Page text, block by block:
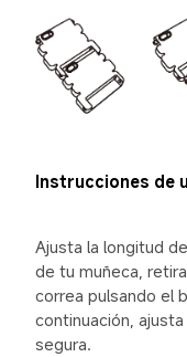
Instrucciones de
Ajusta la longitud
de tu muñeca,
correa pulsando el
continuación,
segura.